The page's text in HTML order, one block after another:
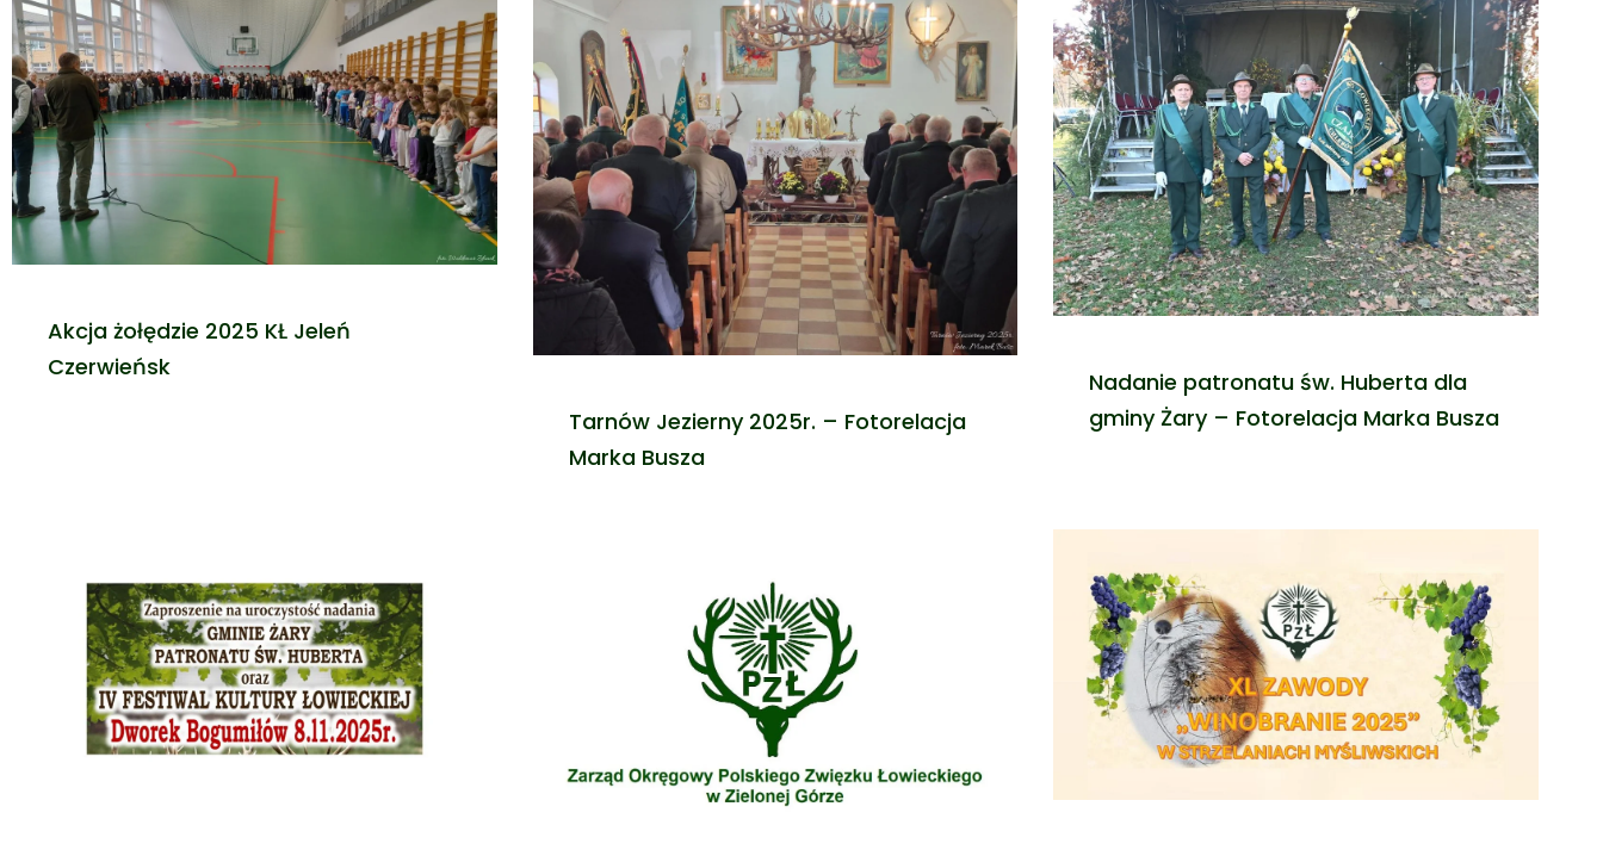
Akcja żołędzie 2025 KŁ Jeleń
Czerwieńsk
Tarnów Jezierny 2025r. – Fotorelacja
Marka Busza
Nadanie patronatu św. Huberta dla
gminy Żary – Fotorelacja Marka Busza